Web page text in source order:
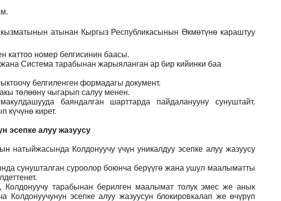
.
атынан Кыргыз Республикасынын Өкмөтүнө караштуу
каттоо номер белгисинин баасы.
Система тарабынан жарыяланган ар бир кийинки баа
белгиленген формадагы документ.
төлөөнү чыгарып салуу менен.
баяндалган шарттарда пайдаланууну сунуштайт.
күчүнө кирет.
эсепке алуу жазуусу
натыйжасында Колдонуучу үчүн уникалдуу эсепке алуу жазуусу
сунушталган суроолор боюнча берүүгө жана ушул маалыматты
тарабынан берилген маалымат толук эмес же анык
эсепке алуу жазуусун блокировкалап же өчүрүп